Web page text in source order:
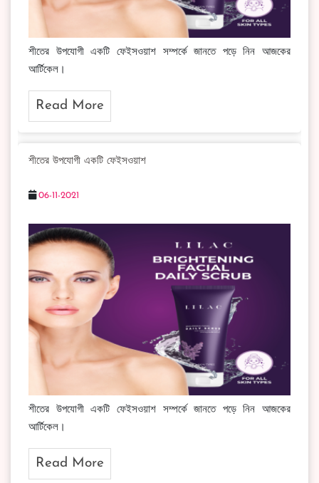
শীতের উপযোগী একটি ফেইসওয়াশ সম্পর্কে জানতে পড়ে নিন আজকের
আর্টিকেল।
Read More
শীতের উপযোগী একটি ফেইসওয়াশ
06-11-2021
শীতের উপযোগী একটি ফেইসওয়াশ সম্পর্কে জানতে পড়ে নিন আজকের
আর্টিকেল।
Read More